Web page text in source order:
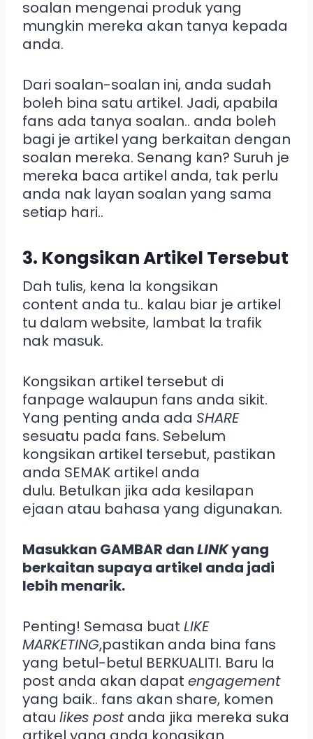
soalan mengenai produk yang
mungkin mereka akan tanya kepada
anda.
Dari soalan-soalan ini, anda sudah
boleh bina satu artikel. Jadi, apabila
fans ada tanya soalan.. anda boleh
bagi je artikel yang berkaitan dengan
soalan mereka. Senang kan? Suruh je
mereka baca artikel anda, tak perlu
anda nak layan soalan yang sama
setiap hari..
3. Kongsikan Artikel Tersebut
Dah tulis, kena la kongsikan
content anda tu.. kalau biar je artikel
tu dalam website, lambat la trafik
nak masuk.
Kongsikan artikel tersebut di
fanpage walaupun fans anda sikit.
Yang penting anda ada SHARE
sesuatu pada fans. Sebelum
kongsikan artikel tersebut, pastikan
anda SEMAK artikel anda
dulu. Betulkan jika ada kesilapan
ejaan atau bahasa yang digunakan.
Masukkan GAMBAR danLINKyang
berkaitan supaya artikel anda jadi
lebih menarik.
Penting! Semasa buat LIKE
MARKETING,pastikan anda bina fans
yang betul-betul BERKUALITI. Baru la
post anda akan dapat engagement
yang baik.. fans akan share, komen
atau likes postanda jika mereka suka